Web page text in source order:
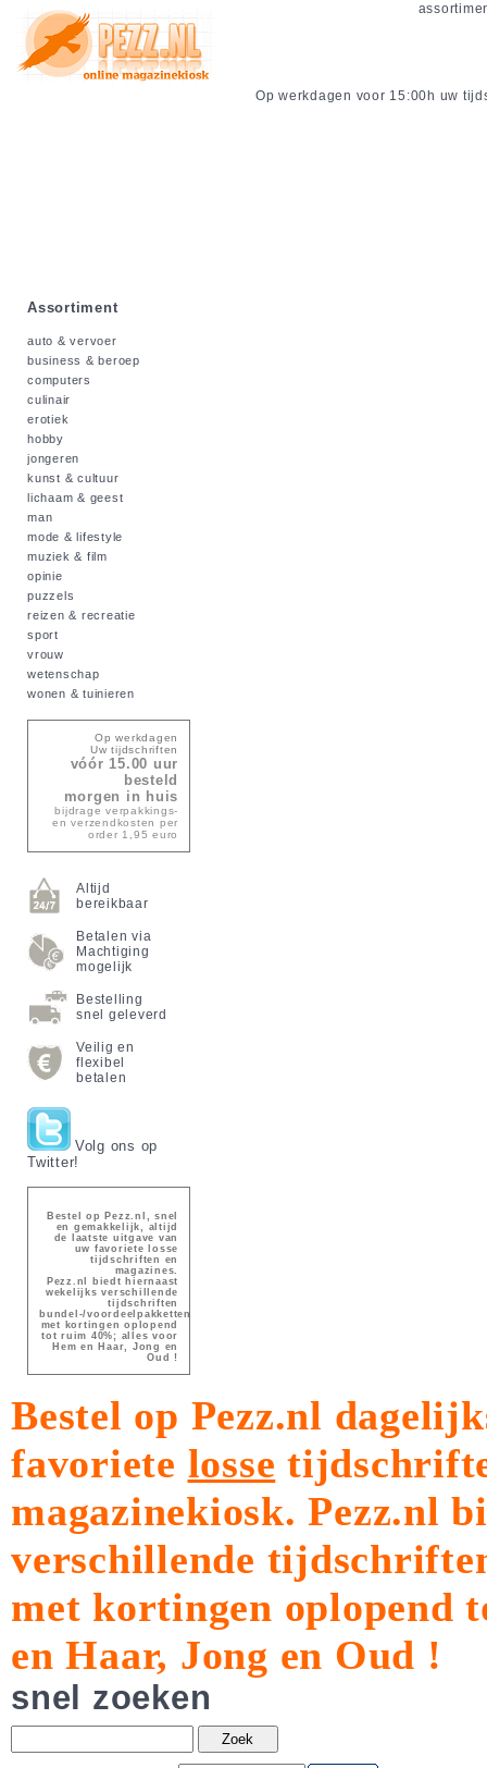
Op werkdagen voor 15:00h uw
Assortiment
auto & vervoer
business & beroep
computers
culinair
erotiek
hobby
jongeren
kunst & cultuur
lichaam & geest
man
mode & lifestyle
muziek & film
opinie
puzzels
reizen & recreatie
sport
vrouw
wetenschap
wonen & tuinieren
Op werkdagen
Uw tijdschriften
vóór 15.00 uur
besteld
morgen in huis
bijdrage verpakkings-
en verzendkosten per
order 1,95 euro
Altijd
bereikbaar
Betalen via
Machtiging
mogelijk
Bestelling
snel geleverd
Veilig en
flexibel
betalen
Volg ons op
Twitter!
Bestel op Pezz.nl, snel
en gemakkelijk, altijd
de laatste uitgave van
uw favoriete losse
tijdschriften en
magazines.
Pezz.nl biedt hiernaast
wekelijks verschillende
tijdschriften
bundel-/voordeelpakketten
met kortingen oplopend
tot ruim 40%; alles voor
Hem en Haar, Jong en
Oud !
Bestel op Pezz.nl
favoriete losse
magazinekiosk.Pezz.nl
verschillende
met kortingen oplopend
en Haar, Jong en Oud !
snel zoeken
Zoek